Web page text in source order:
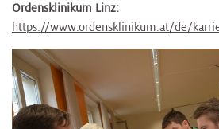
Ordensklinikum Linz:
https://www.ordensklinikum.at/de/